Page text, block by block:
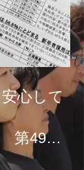
心して
次
活